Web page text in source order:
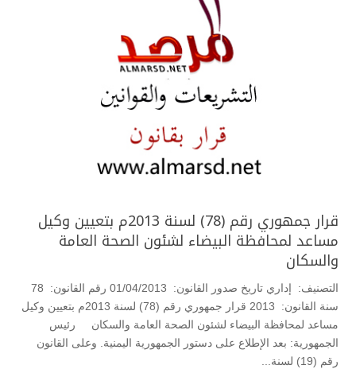
قرار جمهوري رقم (78) لسنة 2013م بتعيين وكيل
مساعد لمحافظة البيضاء لشئون الصحة العامة
والسكان
التصنيف: إداري تاريخ صدور القانون: 01/04/2013 رقم القانون: 78
سنة القانون: 2013 قرار جمهوري رقم (78) لسنة 2013م بتعيين وكيل
مساعد لمحافظة البيضاء لشئون الصحة العامة والسكان رئيس
الجمهورية: بعد الإطلاع على دستور الجمهورية اليمنية. وعلى القانون
رقم (19) لسنة...